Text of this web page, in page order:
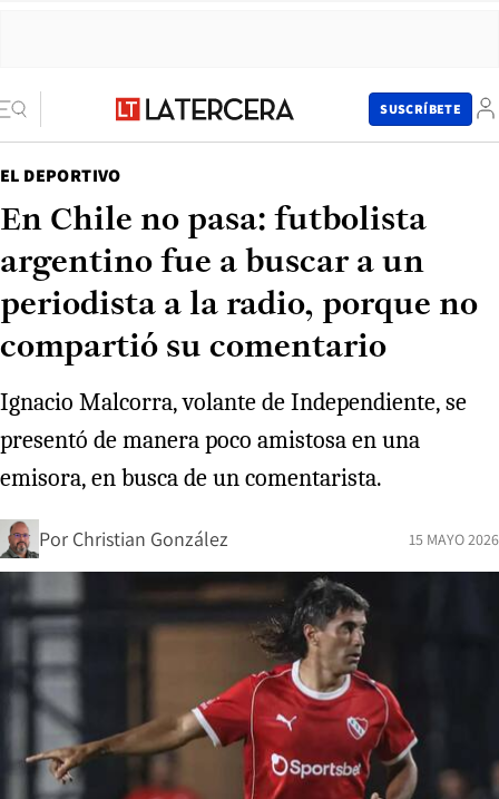
SUSCRÍBETE
EL DEPORTIVO
En Chile no pasa: futbolista
argentino fue a buscar a un
periodista a la radio, porque no
compartió su comentario
Ignacio Malcorra, volante de Independiente, se
presentó de manera poco amistosa en una
emisora, en busca de un comentarista.
Por Christian González 15 MAYO 2026